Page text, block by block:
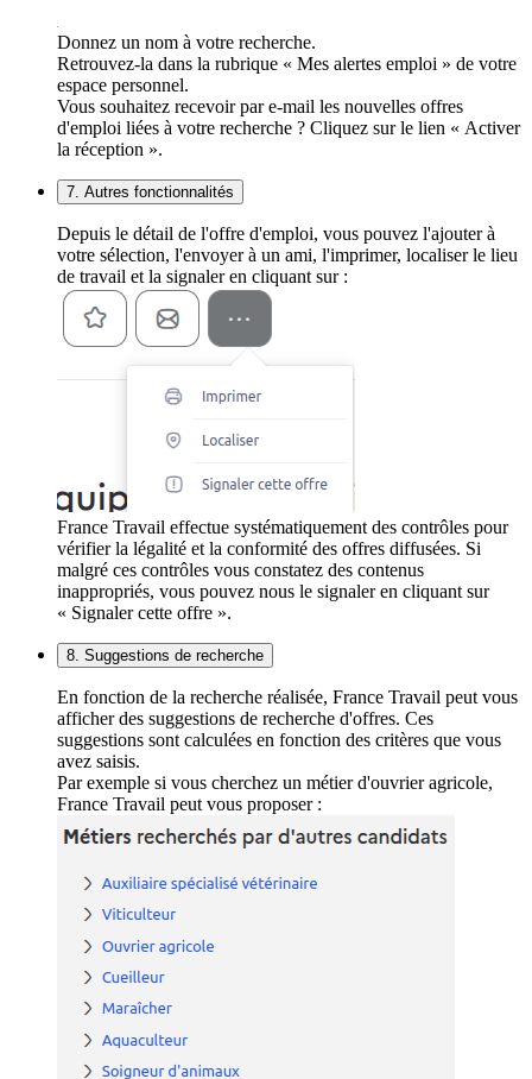
Donnez un nom à votre recherche.
Retrouvez-la dans la rubrique « Mes alertes emploi » de votre
espace personnel.
Vous souhaitez recevoir par e-mail les nouvelles offres
d'emploi liées à votre recherche ? Cliquez sur le lien « Activer
la réception ».
7. Autres fonctionnalités
Depuis le détail de l'offre d'emploi, vous pouvez l'ajouter à
votre sélection, l'envoyer à un ami, l'imprimer, localiser le lieu
de travail et la signaler en cliquant sur :
France Travail effectue systématiquement des contrôles pour
vérifier la légalité et la conformité des offres diffusées. Si
malgré ces contrôles vous constatez des contenus
inappropriés, vous pouvez nous le signaler en cliquant sur
« Signaler cette offre ».
8. Suggestions de recherche
En fonction de la recherche réalisée, France Travail peut vous
afficher des suggestions de recherche d'offres. Ces
suggestions sont calculées en fonction des critères que vous
avez saisis.
Par exemple si vous cherchez un métier d'ouvrier agricole,
France Travail peut vous proposer :